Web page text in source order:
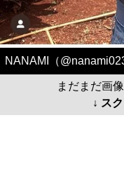
NANAMI（
まだまだ画
↓ ス